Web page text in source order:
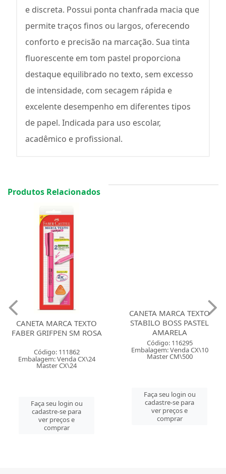
e discreta. Possui ponta chanfrada macia que
permite traços finos ou largos, oferecendo
conforto e precisão na marcação. Sua tinta
fluorescente em tom pastel proporciona
destaque equilibrado no texto, sem excesso
de intensidade, com secagem rápida e
excelente desempenho em diferentes tipos
de papel. Indicada para uso escolar,
acadêmico e profissional.
Produtos Relacionados
CANETA MARCA TEXTO
FABER GRIFPEN SM ROSA
Código: 111862
Embalagem: Venda CX\24
Master CX\24
Faça seu login ou
cadastre-se para
ver preços e
comprar
CANETA MARCA TEXTO
STABILO BOSS PASTEL
AMARELA
Código: 116295
Embalagem: Venda CX\10
Master CM\500
Faça seu login ou
cadastre-se para
ver preços e
comprar